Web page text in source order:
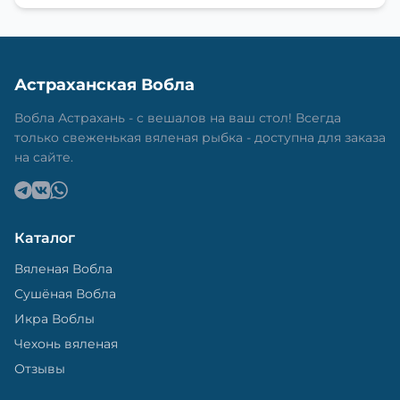
Астраханская Вобла
Вобла Астрахань - с вешалов на ваш стол! Всегда
только свеженькая вяленая рыбка - доступна для заказа
на сайте.
Каталог
Вяленая Вобла
Сушёная Вобла
Икра Воблы
Чехонь вяленая
Отзывы